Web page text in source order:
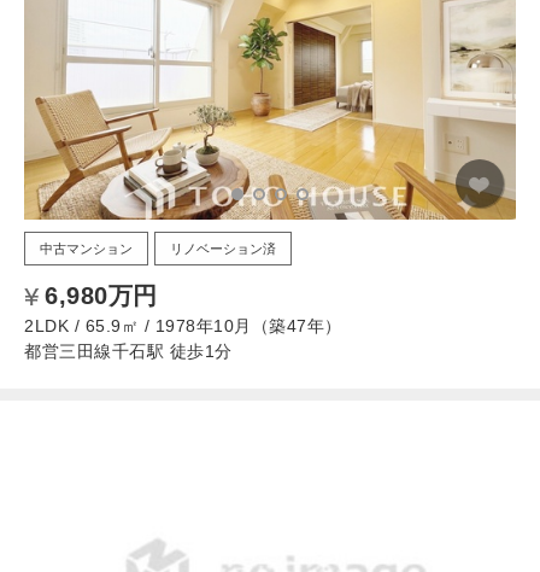
中古マンション リノベーション済
6,980万円
2LDK / 65.9㎡ / 1978年10月（築47年）
都営三田線千石駅 徒歩1分